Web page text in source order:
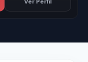
Ver Perfil